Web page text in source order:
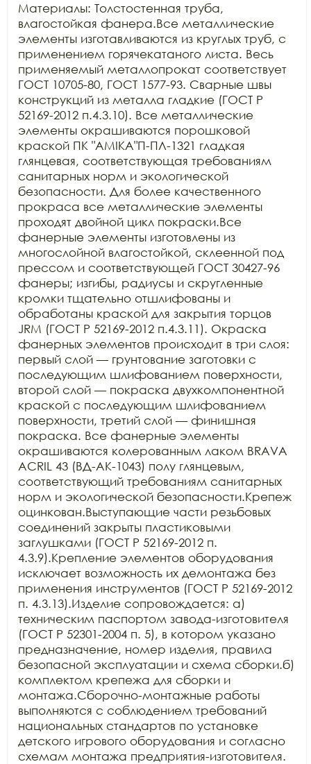
Материалы: Толстостенная труба,
влагостойкая фанера.Все металлические
элементы изготавливаются из круглых труб, с
применением горячекатаного листа. Весь
применяемый металлопрокат соответствует
ГОСТ 10705-80, ГОСТ 1577-93. Сварные швы
конструкций из металла гладкие (ГОСТ Р
52169-2012 п.4.3.10). Все металлические
элементы окрашиваются порошковой
краской ПК "АМIKA"П-ПЛ-1321 гладкая
глянцевая, соответствующая требованиям
санитарных норм и экологической
безопасности. Для более качественного
прокраса все металлические элементы
проходят двойной цикл покраски.Все
фанерные элементы изготовлены из
многослойной влагостойкой, склеенной под
прессом и соответствующей ГОСТ 30427-96
фанеры; изгибы, радиусы и скругленные
кромки тщательно отшлифованы и
обработаны краской для закрытия торцов
JRM (ГОСТ Р 52169-2012 п.4.3.11). Окраска
фанерных элементов происходит в три слоя:
первый слой — грунтование заготовки с
последующим шлифованием поверхности,
второй слой — покраска двухкомпонентной
краской с последующим шлифованием
поверхности, третий слой — финишная
покраска. Все фанерные элементы
окрашиваются колерованным лаком BRAVA
ACRIL 43 (ВД-АК-1043) полу глянцевым,
соответствующий требованиям санитарных
норм и экологической безопасности.Крепеж
оцинкован.Выступающие части резьбовых
соединений закрыты пластиковыми
заглушками (ГОСТ Р 52169-2012 п.
4.3.9).Крепление элементов оборудования
исключает возможность их демонтажа без
применения инструментов (ГОСТ Р 52169-2012
п. 4.3.13).Изделие сопровождается: а)
техническим паспортом завода-изготовителя
(ГОСТ Р 52301-2004 п. 5), в котором указано
предназначение, номер изделия, правила
безопасной эксплуатации и схема сборки.б)
комплектом крепежа для сборки и
монтажа.Сборочно-монтажные работы
выполняются с соблюдением требований
национальных стандартов по установке
детского игрового оборудования и согласно
схемам монтажа предприятия-изготовителя.